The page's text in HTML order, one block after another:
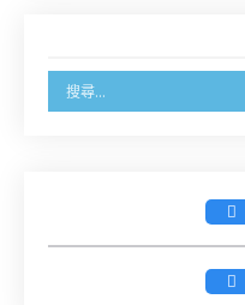
之分公司及商業應參
入校扎根計畫講師之